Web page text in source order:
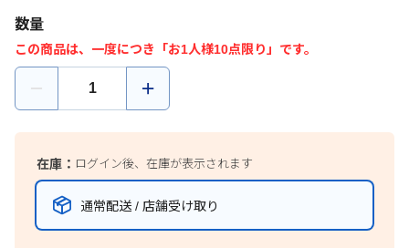
数量
この商品は、一度につき「お1人様10点限り」です。
在庫： ログイン後、在庫が表示されます
通常配送 / 店舗受け取り